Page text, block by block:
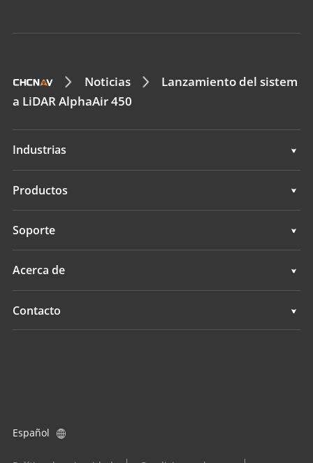
Noticias
Lanzamiento del sistem
a LiDAR AlphaAir 450
Industrias
Geoespacial
Navegación
Productos
Geoespacial
Navegación
Soporte
Soporte
Acerca de
Descripción general
Inversores
Contacto
Español